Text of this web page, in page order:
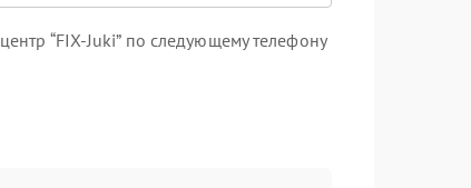
“FIX-Juki” по следующему телефону